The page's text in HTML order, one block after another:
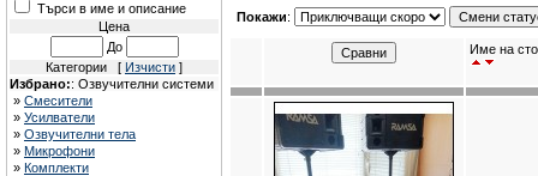
Търси в име и описание
Цена
До
Категории [ Изчисти ]
Избрано:: Озвучителни системи
» Смесители
» Усилватели
» Озвучителни тела
» Микрофони
» Комплекти
Покажи:
Име на